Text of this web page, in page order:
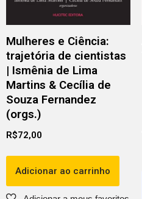
Mulheres e Ciência:
trajetória de cientistas
| Ismênia de Lima
Martins & Cecília de
Souza Fernandez
(orgs.)
R$72,00
Adicionar ao carrinho